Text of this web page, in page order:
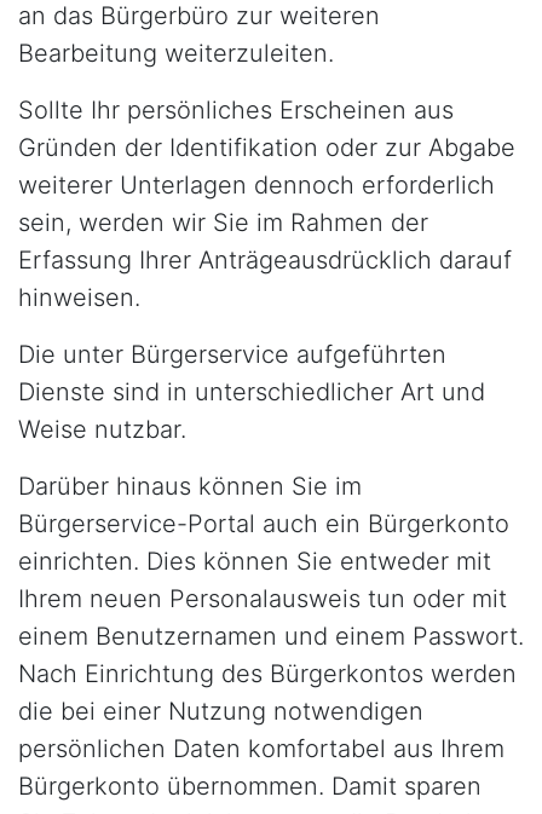
an das Bürgerbüro zur weiteren
Bearbeitung weiterzuleiten.
Sollte Ihr persönliches Erscheinen aus
Gründen der Identifikation oder zur Abgabe
weiterer Unterlagen dennoch erforderlich
sein, werden wir Sie im Rahmen der
Erfassung Ihrer Anträgeausdrücklich darauf
hinweisen.
Die unter Bürgerservice aufgeführten
Dienste sind in unterschiedlicher Art und
Weise nutzbar.
Darüber hinaus können Sie im
Bürgerservice-Portal auch ein Bürgerkonto
einrichten. Dies können Sie entweder mit
Ihrem neuen Personalausweis tun oder mit
einem Benutzernamen und einem Passwort.
Nach Einrichtung des Bürgerkontos werden
die bei einer Nutzung notwendigen
persönlichen Daten komfortabel aus Ihrem
Bürgerkonto übernommen. Damit sparen